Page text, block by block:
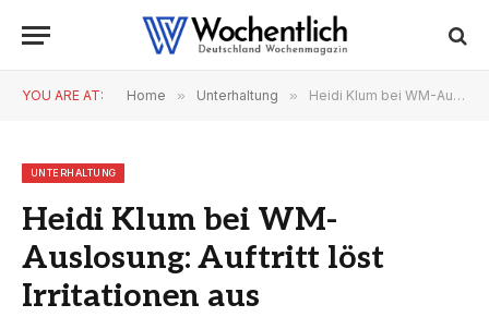
YOU ARE AT: Home » Unterhaltung » Heidi Klum bei WM-Auslosung: Auftritt löst Irritationen aus
UNTERHALTUNG
Heidi Klum bei WM-
Auslosung: Auftritt löst
Irritationen aus